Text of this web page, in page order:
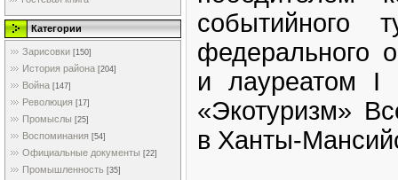
Категории
Зарисовки [150]
История района [204]
Война [147]
Революция [17]
Промыслы [25]
Воспоминания [54]
Официальные документы [22]
Промышленность [35]
событийного
федерального
и лауреатом I
«Экотуризм»
в Ханты-